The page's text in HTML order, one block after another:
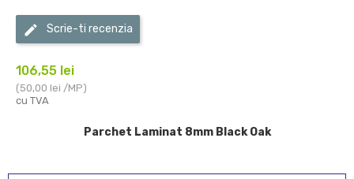
Scrie-ti recenzia
106,55 lei
(50,00 lei /MP)
cu TVA
Parchet Laminat 8mm Black Oak